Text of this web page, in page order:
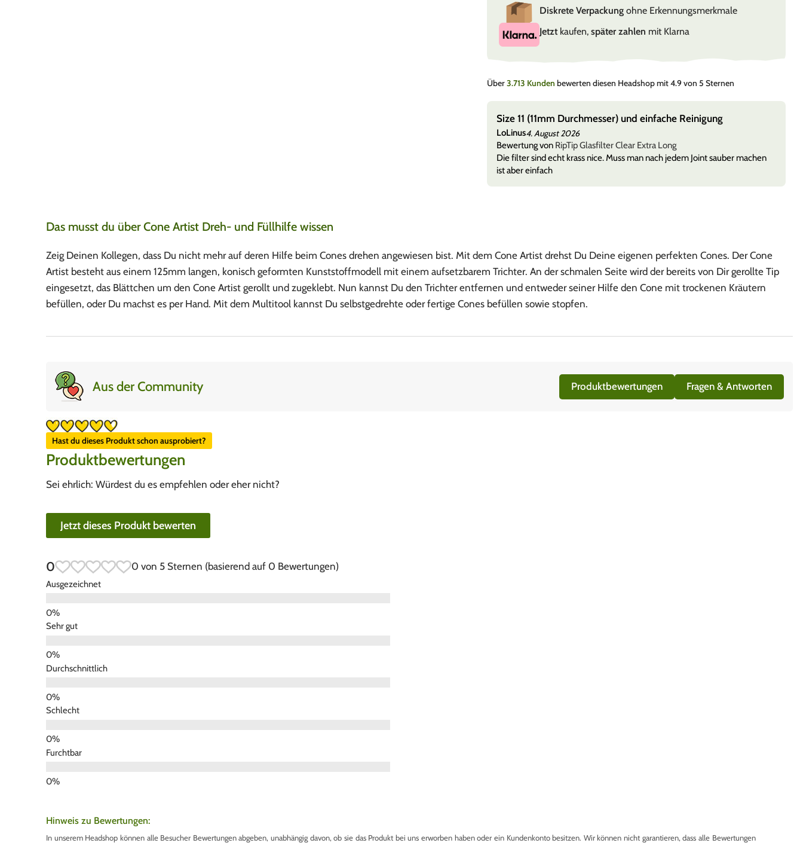
Diskrete Verpackungohne Erkennungsmerkmale
Jetztkaufen, später zahlen mit Klarna
Über3.713 Kunden bewerten diesen Headshop mit 4.9 von 5 Sternen
Size 11 (11mm Durchmesser) und einfache Reinigung
LoLinus4. August 2026
Bewertung von RipTip Glasfilter Clear Extra Long
Die filter sind echt krass nice. Muss man nach jedem Joint sauber machen
ist aber einfach
Das musst du über Cone Artist Dreh- und Füllhilfe wissen
Zeig Deinen Kollegen, dass Du nicht mehr auf deren Hilfe beim Cones drehen angewiesen bist. Mit dem Cone Artist drehst Du Deine eigenen perfekten Cones. Der Cone
Artist besteht aus einem 125mm langen, konisch geformten Kunststoffmodell mit einem aufsetzbarem Trichter. An der schmalen Seite wird der bereits von Dir gerollte Tip
eingesetzt, das Blättchen um den Cone Artist gerollt und zugeklebt. Nun kannst Du den Trichter entfernen und entweder seiner Hilfe den Cone mit trockenen Kräutern
befüllen, oder Du machst es per Hand. Mit dem Multitool kannst Du selbstgedrehte oder fertige Cones befüllen sowie stopfen.
Aus der Community Produktbewertungen Fragen & Antworten
Hast du dieses Produkt schon ausprobiert?
Produktbewertungen
Sei ehrlich: Würdest du es empfehlen oder eher nicht?
Jetzt dieses Produkt bewerten
0 0 von 5 Sternen (basierend auf 0 Bewertungen)
Ausgezeichnet
Sehr gut
Durchschnittlich
Schlecht
Furchtbar
Hinweis zu Bewertungen:
In unserem Headshop können alle Besucher Bewertungen abgeben, unabhängig davon, ob sie das Produkt bei uns erworben haben oder ein Kundenkonto besitzen. Wir können nicht garantieren, dass alle Bewertungen